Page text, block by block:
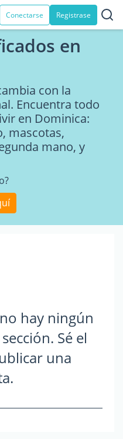
Conectarse Registrase
en
con la
Encuentra todo
en Dominica:
mascotas,
mano, y
hay ningún
Sé el
una